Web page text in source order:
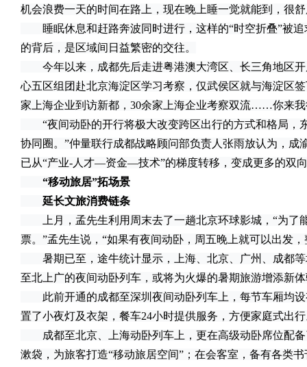
机会浪费一天的时间在路上，现在晚上睡一觉就能到，很舒
睡眠休息和赶路奔波同时进行，这样的“时空折叠”被追
的背后，是区域间日益繁密的交往。
今年以来，成都先后走进粤港澳大湾区、长三角地区开
心五区组团赴北京海淀区学习考察，仅武侯区就与海淀区
家上海企业到访新都，30余家上海企业考察双流……你来
“夜间动卧的开行将极大改变跨区出行的方式和格局，
协同圈。”仲量联行成都战略顾问部负责人张雨放认为，成
已从“产业-人才—资金—技术”的梯度转移，变成更多的双
“移动旅居”拓场景
延长文旅消费链条
上月，孟先生利用周末去了一趟北京环球影城，“为了
票。”孟先生说，“如果有夜间动卧，周五晚上就可以出发
暑期已至，途牛统计显示，上海、北京、广州、成都等
至北上广的夜间动卧列车，或将为火爆的暑期旅游增添新
此前开通的成都至深圳夜间动卧列车上，每节车厢均设
置了小夜灯及衣架，餐车24小时提供服务，方便家庭式出
成都至北京、上海动卧列车上，更在高级动卧席位配备
漱袋，为旅客打造“移动旅居空间”；在会客室，备有各类